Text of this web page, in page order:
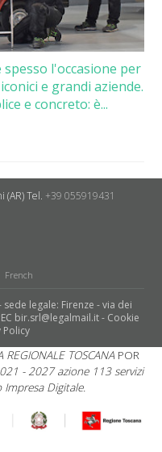
l'occasione per
e grandi aziende.
e concreto: è...
(AR)Tel. +39 055919431
French
sede legale: Firenze - via dei
bir.srl@legalmail.it - Cookie
Policy
TOSCANA POR
- 2027 azione 113 servizi
Digitale.